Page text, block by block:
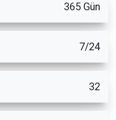
365 Gün
7/24
32